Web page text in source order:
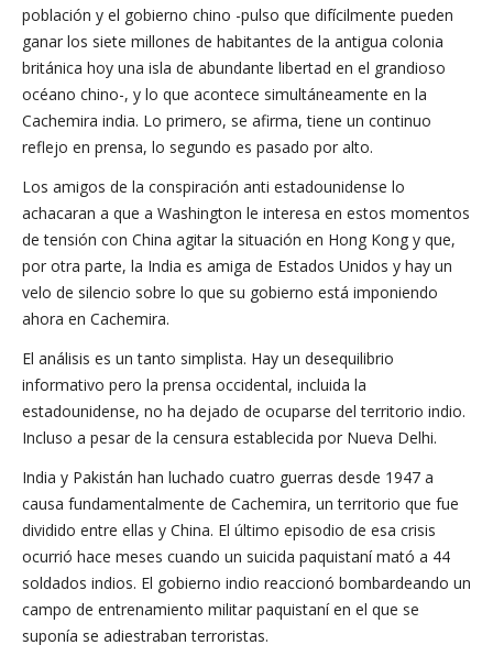
población y el gobierno chino -pulso que difícilmente pueden
ganar los siete millones de habitantes de la antigua colonia
británica hoy una isla de abundante libertad en el grandioso
océano chino-, y lo que acontece simultáneamente en la
Cachemira india. Lo primero, se afirma, tiene un continuo
reflejo en prensa, lo segundo es pasado por alto.
Los amigos de la conspiración anti estadounidense lo
achacaran a que a Washington le interesa en estos momentos
de tensión con China agitar la situación en Hong Kong y que,
por otra parte, la India es amiga de Estados Unidos y hay un
velo de silencio sobre lo que su gobierno está imponiendo
ahora en Cachemira.
El análisis es un tanto simplista. Hay un desequilibrio
informativo pero la prensa occidental, incluida la
estadounidense, no ha dejado de ocuparse del territorio indio.
Incluso a pesar de la censura establecida por Nueva Delhi.
India y Pakistán han luchado cuatro guerras desde 1947 a
causa fundamentalmente de Cachemira, un territorio que fue
dividido entre ellas y China. El último episodio de esa crisis
ocurrió hace meses cuando un suicida paquistaní mató a 44
soldados indios. El gobierno indio reaccionó bombardeando un
campo de entrenamiento militar paquistaní en el que se
suponía se adiestraban terroristas.